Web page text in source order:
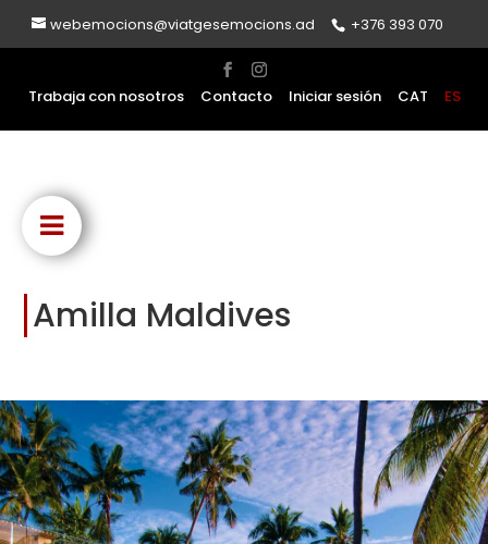
webemocions@viatgesemocions.ad +376 393 070
Trabaja con nosotros Contacto Iniciar sesión CAT ES
Amilla Maldives